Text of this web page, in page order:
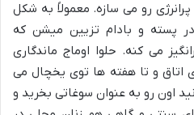
رو می سازه. معمولاً به شکل
پسته و بادام تزیین میشن که
می کنه. حلوا اوماج ماندگاری
اتاق و تا هفته ها توی یخچال می
اون رو به عنوان سوغاتی بخرید و